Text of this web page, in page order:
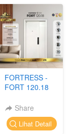
FORTRESS -
FORT 120.18
Share
` Lihat Detail